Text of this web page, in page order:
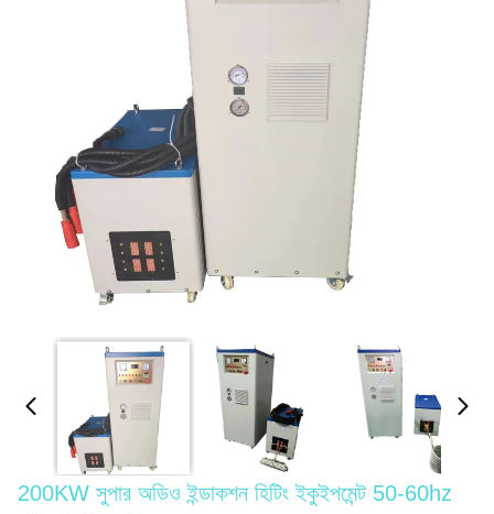
200KW সুপার অডিও ইন্ডাকশন হিটিং ইকুইপমেন্ট 50-60hz